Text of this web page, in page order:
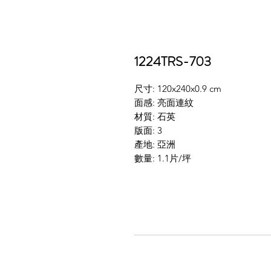
1224TRS-703
尺寸: 120x240x0.9 cm
面感: 亮面連紋
材質: 石英
版面: 3
產地: 亞洲
數量: 1.1片/坪